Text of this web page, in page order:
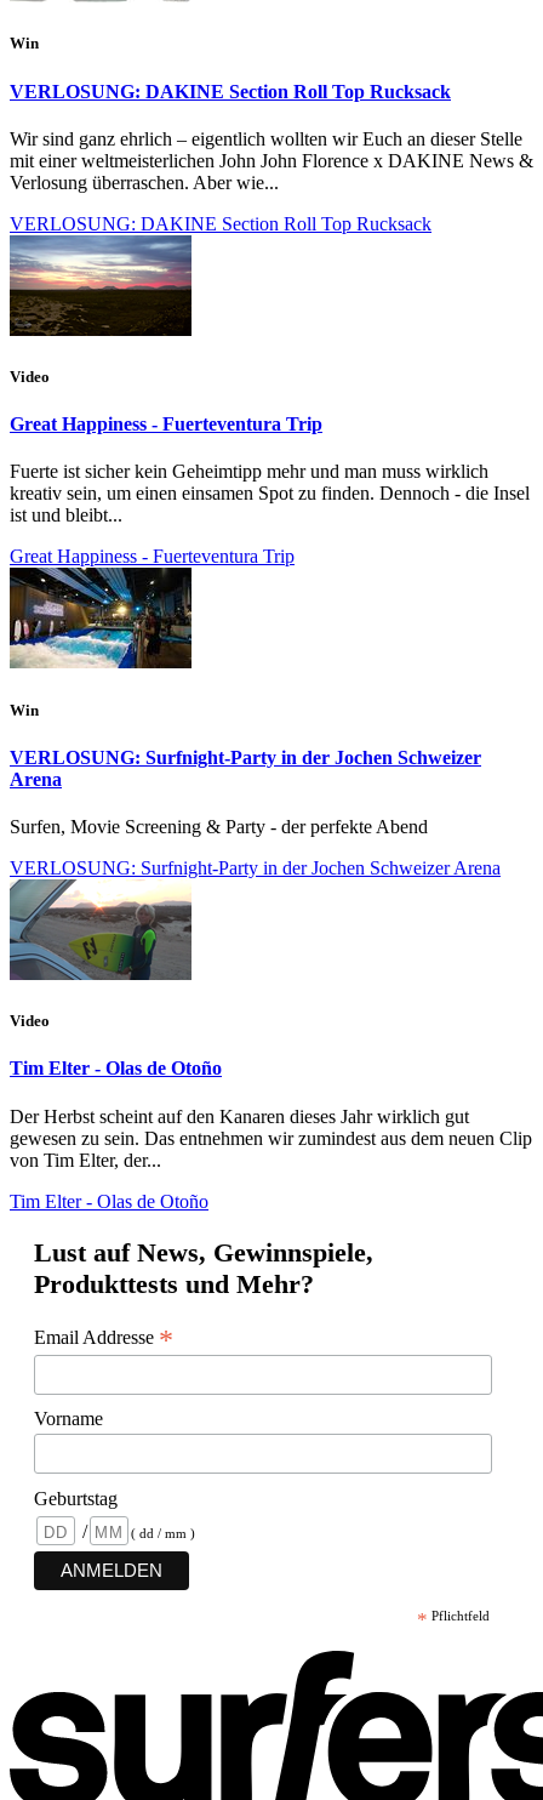
Win
VERLOSUNG: DAKINE Section Roll Top Rucksack
Wir sind ganz ehrlich – eigentlich wollten wir Euch an dieser Stelle
mit einer weltmeisterlichen John John Florence x DAKINE News &
Verlosung überraschen. Aber wie...
VERLOSUNG: DAKINE Section Roll Top Rucksack
Video
Great Happiness - Fuerteventura Trip
Fuerte ist sicher kein Geheimtipp mehr und man muss wirklich
kreativ sein, um einen einsamen Spot zu finden. Dennoch - die Insel
ist und bleibt...
Great Happiness - Fuerteventura Trip
Win
VERLOSUNG: Surfnight-Party in der Jochen Schweizer
Arena
Surfen, Movie Screening & Party - der perfekte Abend
VERLOSUNG: Surfnight-Party in der Jochen Schweizer Arena
Video
Tim Elter - Olas de Otoño
Der Herbst scheint auf den Kanaren dieses Jahr wirklich gut
gewesen zu sein. Das entnehmen wir zumindest aus dem neuen Clip
von Tim Elter, der...
Tim Elter - Olas de Otoño
Lust auf News, Gewinnspiele,
Produkttests und Mehr?
Email Addresse *
Vorname
Geburtstag
/
( dd / mm )
* Pflichtfeld